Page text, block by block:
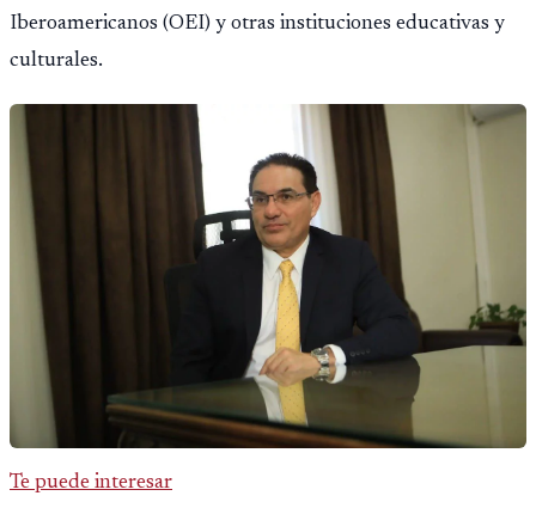
Iberoamericanos (OEI) y otras instituciones educativas y
culturales.
Te puede interesar